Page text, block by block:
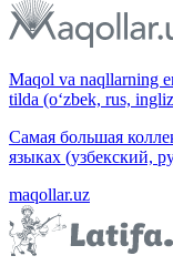
Maqol va naqllarning
tilda (o‘zbek, rus,
Самая большая
языках (узбекский,
maqollar.uz